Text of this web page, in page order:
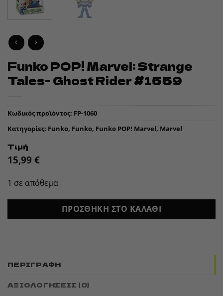
Funko POP! Marvel: Strange
Tales- Ghost Rider #1559
Κωδικός προϊόντος: FP-1060
Κατηγορίες: Funko, Funko, Funko POP! Marvel, Marvel
Τιμή
15,99 €
1 σε απόθεμα
ΠΡΟΣΘΉΚΗ ΣΤΟ ΚΑΛΆΘΙ
ΠΕΡΙΓΡΑΦΉ
ΑΞΙΟΛΟΓΉΣΕΙΣ (0)